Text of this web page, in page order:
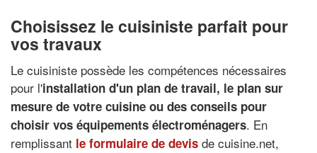
Choisissez le cuisiniste parfait pour
vos travaux
Le cuisiniste possède les compétences nécessaires
pour l'installation d'un plan de travail, le plan sur
mesure de votre cuisine ou des conseils pour
choisir vos équipements électroménagers. En
remplissant le formulaire de devis de cuisine.net,